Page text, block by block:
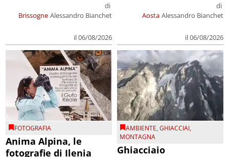
Brissogne
di
Alessandro Bianchet
il 06/08/2026
Aosta
di
Alessandro Bianchet
il 06/08/2026
FOTOGRAFIA
Anima Alpina, le
fotografie di Ilenia
AMBIENTE,GHIACCIAI,
MONTAGNA
Ghiacciaio